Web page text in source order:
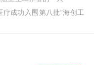
成功入围第八批“海创工